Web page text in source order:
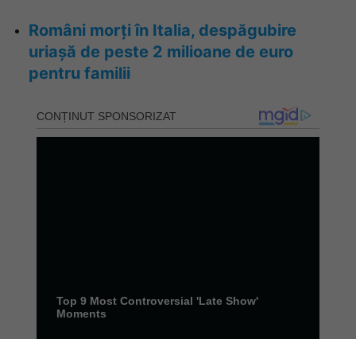
Români morți în Italia, despăgubire
uriașă de peste 2 milioane de euro
pentru familii